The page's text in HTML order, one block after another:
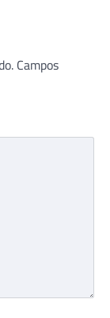
Campos